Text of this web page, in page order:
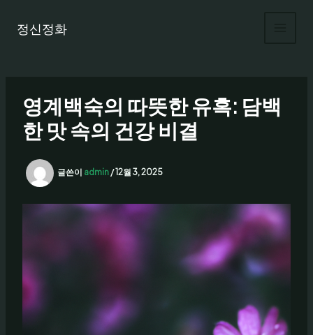
정신정화
영계백숙의 따뜻한 유혹: 담백
한 맛 속의 건강 비결
글쓴이 admin/12월 3, 2025